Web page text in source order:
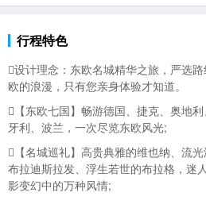
行程特色
设计理念： 东欧名城精华之旅，严选
欧的浪漫，只有您亲身体验才知道。
【东欧七国】畅游德国、 捷克、 奥地利
牙利、波兰，一次尽览东欧风光;
【名城巡礼】高贵典雅的维也纳、流
布拉迪斯拉发、浮生若世的布拉格，迷
影变幻中的万种风情;